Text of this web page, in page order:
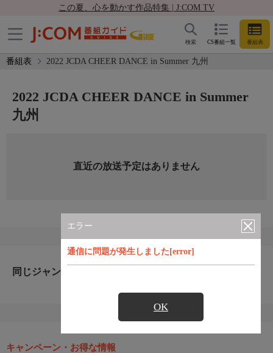
この夏、心を動かす作品特集 | J:COM TV
CS番組一覧 番組表
検索
番組表 2022 JCDA CHEER DANCE in Summer 九州
エラー
通信に問題が発生しました[error]
OK
2022 JCDA CHEER DANCE in Summer
九州
直近の放送予定はありません
同じジャンルのおすすめ番組
キャンペーン・お得な情報